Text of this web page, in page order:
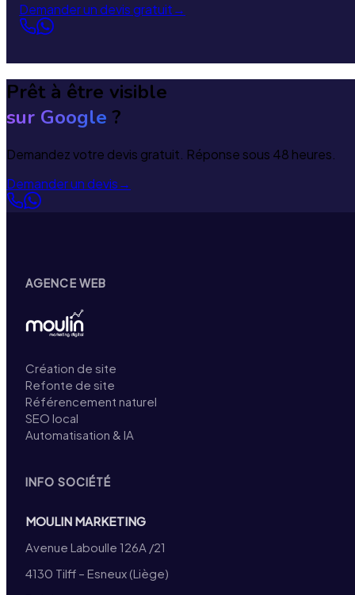
Demander un devis gratuit→
Prêt à être visible
sur Google ?
Demandez votre devis gratuit. Réponse sous 48 heures.
Demander un devis→
AGENCE WEB
Création de site
Refonte de site
Référencement naturel
SEO local
Automatisation & IA
INFO SOCIÉTÉ
MOULIN MARKETING
Avenue Laboulle 126A /21
4130 Tilff – Esneux (Liège)